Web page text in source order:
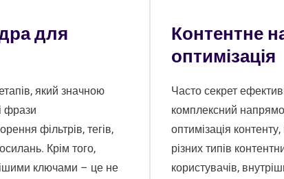
для
який значною
фрази
фільтрів, тегів,
Крім того,
ключами – це не
Контентне
оптимізація
Часто секрет
комплексний
оптимізація
різних типів
користувачів,